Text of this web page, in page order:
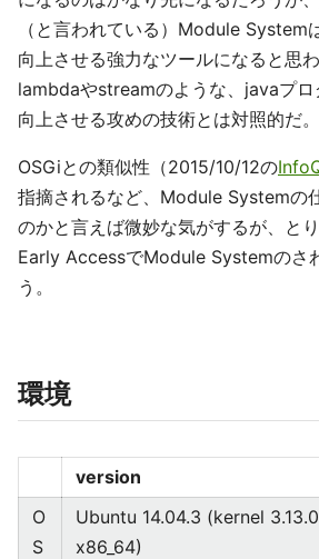
（と言われている）Module System
向上させる強力なツールになると思
lambdaやstreamのような、javaプロ
向上させる攻めの技術とは対照的だ。
OSGiとの類似性（2015/10/12の
指摘されるなど、Module Systemの
のかと言えば微妙な気がするが、と
Early AccessでModule Systemのさ
う。
環境
version
O
S
Ubuntu 14.04.3 (kernel
x86_64)